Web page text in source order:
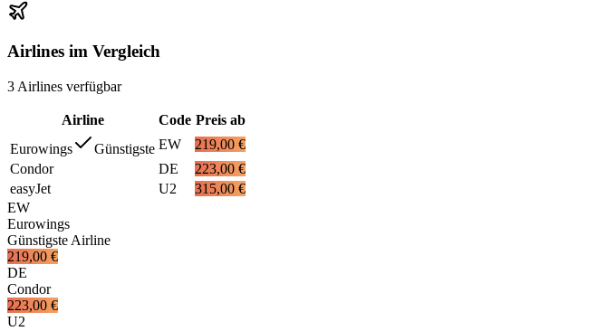
Airlines im Vergleich
3 Airlines verfügbar
Airline Code Preis ab
Eurowings
Günstigste EW
219,00 €
Condor
DE
223,00 €
easyJet
U2
315,00 €
EW
Eurowings
Günstigste Airline
219,00 €
DE
Condor
223,00 €
U2